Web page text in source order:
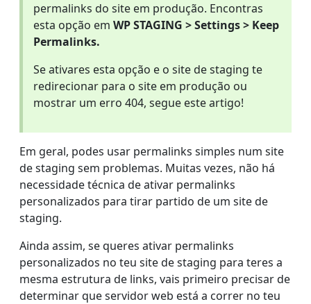
permalinks do site em produção. Encontras
esta opção em WP STAGING > Settings > Keep
Permalinks.
Se ativares esta opção e o site de staging te
redirecionar para o site em produção ou
mostrar um erro 404, segue este artigo!
Em geral, podes usar permalinks simples num site
de staging sem problemas. Muitas vezes, não há
necessidade técnica de ativar permalinks
personalizados para tirar partido de um site de
staging.
Ainda assim, se queres ativar permalinks
personalizados no teu site de staging para teres a
mesma estrutura de links, vais primeiro precisar de
determinar que servidor web está a correr no teu